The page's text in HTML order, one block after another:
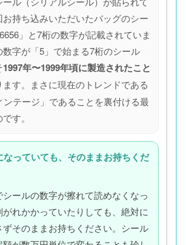
お持ち込みいただいたバッグのシー
」と7桁の数字が記載されていま
数字が「5」で始まる7桁のシール
1997年〜1999年頃に製造されたこと
ます。まさに現在のトレンドである
ンテージ」であることを裏付ける最
す。
なっていても、そのままお持ちくだ
ールの数字が擦れて読めなくなっ
れかかっていたりしても、絶対に
そのままお持ちください。シール